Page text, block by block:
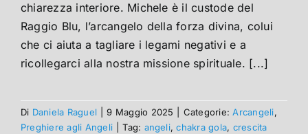
chiarezza interiore. Michele è il custode del
Raggio Blu, l’arcangelo della forza divina, colui
che ci aiuta a tagliare i legami negativi e a
ricollegarci alla nostra missione spirituale. [...]
Di Daniela Raguel 9 Maggio 2025 Categorie:Arcangeli,
Preghiere agli Angeli
Tag: angeli,chakra gola, crescita